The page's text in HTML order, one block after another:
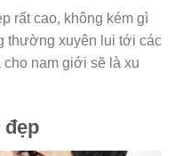
rất cao, không kém gì
thường xuyên lui tới các
cho nam giới sẽ là xu
đẹp